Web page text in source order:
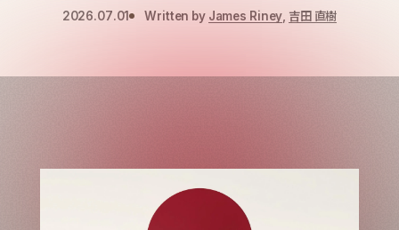
2026.07.01 Written by James Riney 吉田 直樹